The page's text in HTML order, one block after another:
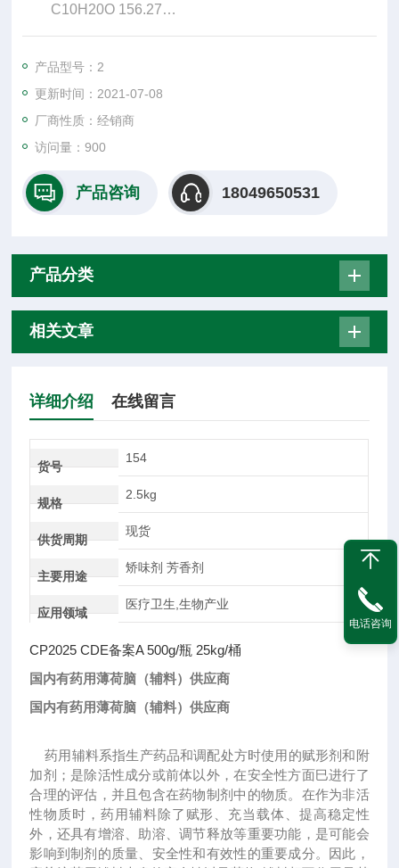
C10H20O 156.27
[1490-04-6]或[89-78-1]
本品为L-1-甲基-4-异丙基环己醇-3，系自唇形
2006年3月出台的《药用辅料生产质量管理规范》分
参照执行。
产品型号：2
更新时间：2021-07-08
厂商性质：经销商
访问量：900
产品咨询 18049650531
产品分类
相关文章
详细介绍 在线留言
货号
154
规格
2.5kg
供货周期
现货
主要用途
矫味剂 芳香剂
应用领域
医疗卫生,生物产业
CP2025 CDE备案A 500g/瓶 25kg/桶
国内有药用薄荷脑（辅料）供应商
国内有药用薄荷脑（辅料）供应商
药用辅料系指生产药品和调配处方时使用的赋形剂和附
加剂；是除活性成分或前体以外，在安全性方面巳进行了
合理的评估，并且包含在药物制剂中的物质。在作为非活
性物质时，药用辅料除了赋形、充当载体、提高稳定性
外，还具有增溶、助溶、调节释放等重要功能，是可能会
影响到制剂的质量、安全性和有效性的重要成分。因此，
电话咨询